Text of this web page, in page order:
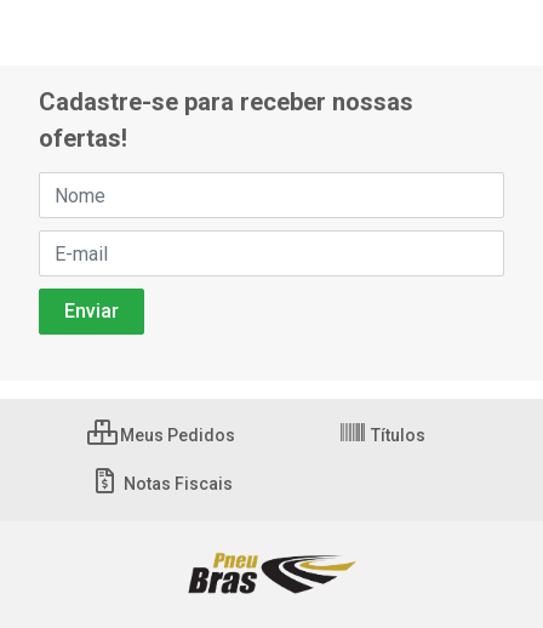
Cadastre-se para receber nossas
ofertas!
Meus Pedidos Títulos
Notas Fiscais